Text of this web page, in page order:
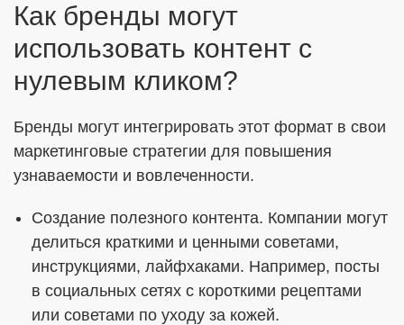
Как бренды могут
использовать контент с
нулевым кликом?
Бренды могут интегрировать этот формат в свои
маркетинговые стратегии для повышения
узнаваемости и вовлеченности.
Создание полезного контента. Компании могут
делиться краткими и ценными советами,
инструкциями, лайфхаками. Например, посты
в социальных сетях с короткими рецептами
или советами по уходу за кожей.